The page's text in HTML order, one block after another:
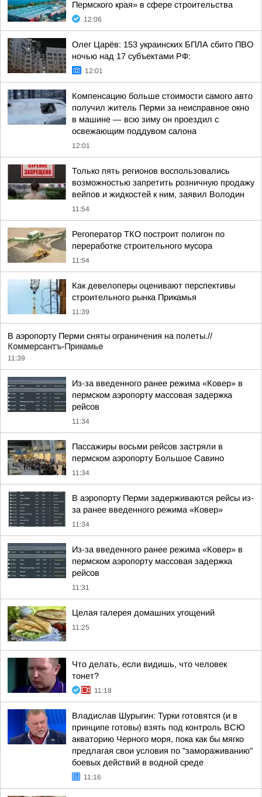
Пермского края» в сфере строительства
12:06
Олег Царёв: 153 украинских БПЛА сбито ПВО
ночью над 17 субъектами РФ:
12:01
Компенсацию больше стоимости самого авто
получил житель Перми за неисправное окно
в машине — всю зиму он проездил с
освежающим поддувом салона
12:01
Только пять регионов воспользовались
возможностью запретить розничную продажу
вейпов и жидкостей к ним, заявил Володин
11:54
Регоператор ТКО построит полигон по
переработке строительного мусора
11:54
Как девелоперы оценивают перспективы
строительного рынка Прикамья
11:39
В аэропорту Перми сняты ограничения на полеты.//
Коммерсантъ-Прикамье
11:39
Из-за введенного ранее режима «Ковер» в
пермском аэропорту массовая задержка
рейсов
11:34
Пассажиры восьми рейсов застряли в
пермском аэропорту Большое Савино
11:34
В аэропорту Перми задерживаются рейсы из-
за ранее введенного режима «Ковер»
11:34
Из-за введенного ранее режима «Ковер» в
пермском аэропорту массовая задержка
рейсов
11:31
Целая галерея домашних угощений
11:25
Что делать, если видишь, что человек
тонет?
11:18
Владислав Шурыгин: Турки готовятся (и в
принципе готовы) взять под контроль ВСЮ
акваторию Черного моря, пока как бы мягко
предлагая свои условия по "замораживанию"
боевых действий в водной среде
11:16